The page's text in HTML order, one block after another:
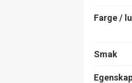
Farge /
Smak